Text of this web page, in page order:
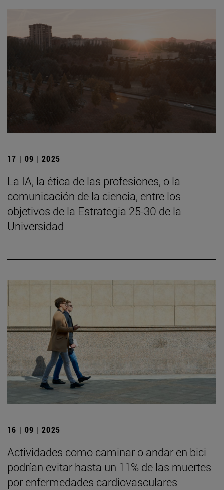
17 | 09 | 2025
La IA, la ética de las profesiones, o la
comunicación de la ciencia, entre los
objetivos de la Estrategia 25-30 de la
Universidad
16 | 09 | 2025
Actividades como caminar o andar en bici
podrían evitar hasta un 11% de las muertes
por enfermedades cardiovasculares